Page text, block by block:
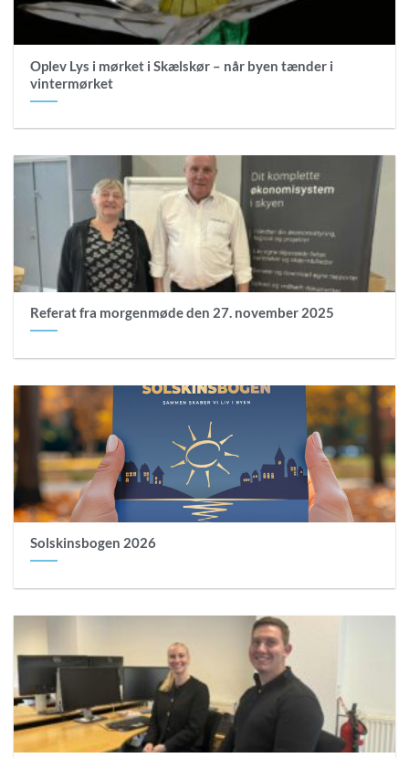
Oplev Lys i mørket i Skælskør – når byen tænder i
vintermørket
Referat fra morgenmøde den 27. november 2025
Solskinsbogen 2026